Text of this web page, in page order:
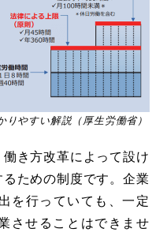
やすい解説（厚生労働省）
き方改革によって設け
ための制度です。企業
を行っていても、一定
させることはできませ